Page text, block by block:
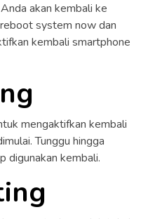
akan kembali ke
system now dan
kembali smartphone
mengaktifkan kembali
Tunggu hingga
digunakan kembali.